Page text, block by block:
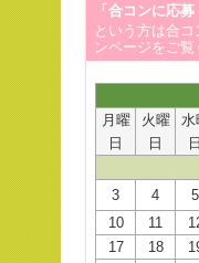
「合コンに応
という方は合
ンページをご覧
月曜
日
火曜
日
水
日
3
4 5
10
11
17
18